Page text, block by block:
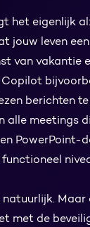
het eigenlijk
jouw leven
van vakantie
berichten
alle meetings
PowerPoint-
natuurlijk.
met de